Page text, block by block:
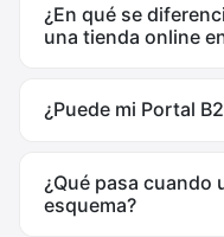
¿En qué se
una tienda online
¿Puede mi Portal
¿Qué pasa cuando
esquema?